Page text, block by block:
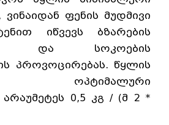
ფენის მუდმივი
იწვევს ბზარების
და სოკოების
პროვოცირებას. წყლის
ოპტიმალური
0,5 კგ / (მ 2 *